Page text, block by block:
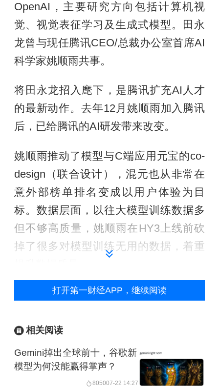
OpenAI，主要研究方向包括计算机视
觉、视觉表征学习及生成式模型。田永
龙曾与现任腾讯CEO/总裁办公室首席AI
科学家姚顺雨共事。
将田永龙招入麾下，是腾讯扩充AI人才
的最新动作。去年12月姚顺雨加入腾讯
后，已给腾讯的AI研发带来改变。
姚顺雨推动了模型与C端应用元宝的co-
design（联合设计），混元也从非常在
意外部榜单排名变成以用户体验为目
标。数据层面，以往大模型训练数据多
但不够高质量，姚顺雨在HY3上线前砍
掉了很多对模型训练无用的数据，着重
腾讯高级执行副总裁、云与智慧产业事
多化繁为简的工作，HY3相比过去也有
很大进步。
从模型迭代看，姚顺雨于今年4月交出加
打开第一财经APP，继续阅读
相关阅读
Gemini掉出全球前十，谷歌新
模型为何没能赢得掌声？
805007-22 14:27